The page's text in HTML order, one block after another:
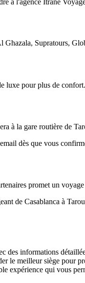
Supratours,
luxe pour plus de confort.
à la gare routière de
dès que vous
promet un voyage
de Casablanca à
informations
le meilleur siège pour
expérience qui vous